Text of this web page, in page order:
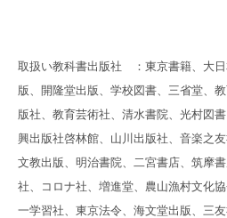
取扱い教科書出版社 ：東京書籍、大日
版、開隆堂出版、学校図書、三省堂、
版社、教育芸術社、清水書院、光村図
興出版社啓林館、山川出版社、音楽之
文教出版、明治書院、二宮書店、筑摩
社、コロナ社、増進堂、農山漁村文化
一学習社、東京法令、海文堂出版、三